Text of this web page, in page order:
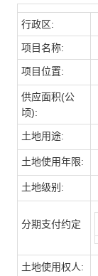
行政区:
项目名称:
项目位置:
供应面积(公
顷):
土地用途:
土地使用年限:
土地级别:
分期支付约定
土地使用权人: